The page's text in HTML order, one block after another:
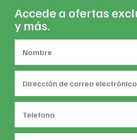
Accede a ofertas
y más.